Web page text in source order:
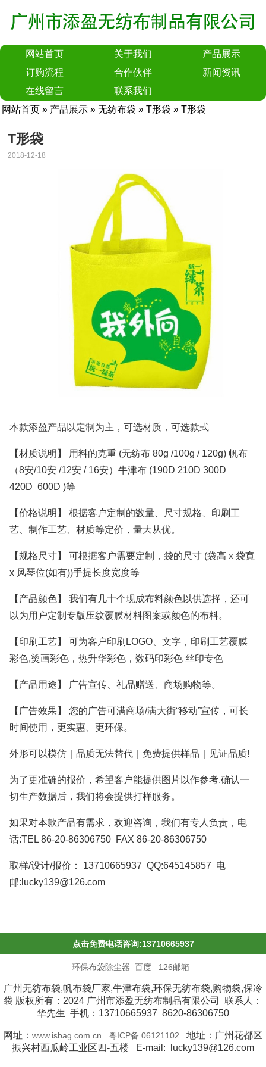
网站首页 关于我们
产品展示
订购流程
合作伙伴
新闻资讯
在线留言
联系我们
网站首页 » 产品展示 » 无纺布袋 » T形袋 » T形袋
T形袋
2018-12-18
本款添盈产品以定制为主，可选材质，可选款式
【材质说明】 用料的克重 (无纺布 80g /100g / 120g) 帆布
（8安/10安 /12安 / 16安）牛津布 (190D 210D 300D
420D 600D )等
【价格说明】 根据客户定制的数量、尺寸规格、印刷工
艺、制作工艺、材质等定价，量大从优。
【规格尺寸】 可根据客户需要定制，袋的尺寸 (袋高 x 袋寛
x 风琴位(如有))手提长度宽度等
【产品颜色】 我们有几十个现成布料颜色以供选择，还可
以为用户定制专版压纹覆膜材料图案或颜色的布料。
【印刷工艺】 可为客户印刷LOGO、文字，印刷工艺覆膜
彩色,烫画彩色，热升华彩色，数码印彩色 丝印专色
【产品用途】 广告宣传、礼品赠送、商场购物等。
【广告效果】 您的广告可满商场/满大街“移动”宣传，可长
时间使用，更实惠、更环保。
外形可以模仿｜品质无法替代｜免费提供样品｜见证品质!
为了更准确的报价，希望客户能提供图片以作参考.确认一
切生产数据后，我们将会提供打样服务。
如果对本款产品有需求，欢迎咨询，我们有专人负责，电
话:TEL 86-20-86306750 FAX 86-20-86306750
取样/设计/报价： 13710665937 QQ:645145857 电
邮:lucky139@126.com
点击免费电话咨询:13710665937
环保布袋除尘器 百度 126邮箱
广州无纺布袋,帆布袋厂家,牛津布袋,环保无纺布袋,购物袋,保冷
袋 版权所有：2024 广州市添盈无纺布制品有限公司 联系人：
华先生 手机：13710665937 8620-86306750
网址： www.isbag.com.cn 粤ICP备 06121102
地址：广州花都区
振兴村西瓜岭工业区四-五楼 E-mail: lucky139@126.com